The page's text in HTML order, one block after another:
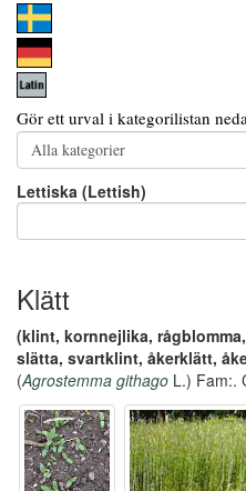
Gör ett urval i kategorilistan
Lettiska (Lettish)
Klätt
(klint, kornnejlika,
slätta, svartklint, åkerklätt,
(Agrostemma githago L.) Fam:.